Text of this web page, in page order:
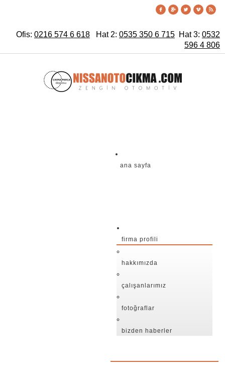
Ofis: 0216 574 6 618 Hat 2: 0535 350 6 715 Hat 3: 0532
596 4 806
ana sayfa
firma profili
hakkımızda
çalışanlarımız
fotoğraflar
bizden haberler